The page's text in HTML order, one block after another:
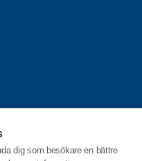
dig som besökare en bättre